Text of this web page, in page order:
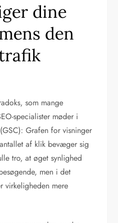
dine
den
som mange
specialister møder i
Grafen for visninger
af klik bevæger sig
tro, at øget synlighed
men i det
virkeligheden mere